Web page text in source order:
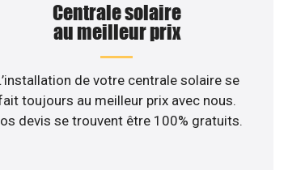
Centrale solaire
au meilleur prix
de votre centrale solaire se
toujours au meilleur prix avec nous.
devis se trouvent être 100% gratuits.